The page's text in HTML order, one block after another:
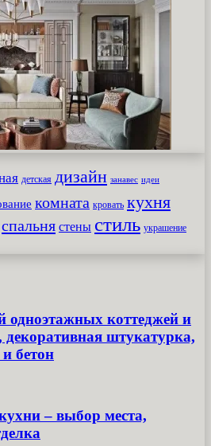
детская дизайн занавес идеи
комната кровать кухня
спальня стены стиль украшение
одноэтажных коттеджей и
декоративная штукатурка,
бетон
– выбор места,